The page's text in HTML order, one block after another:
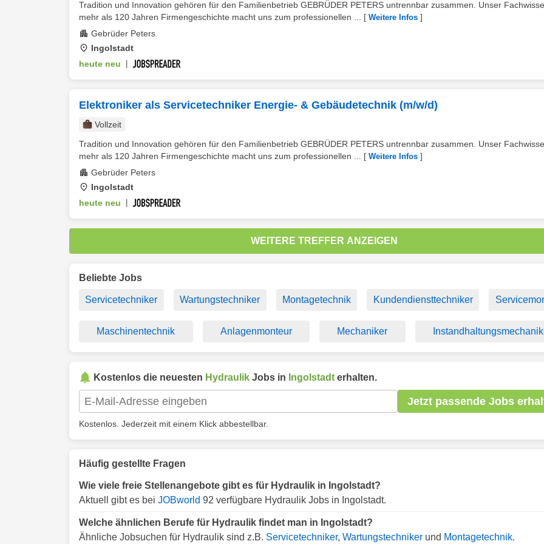
Tradition und Innovation gehören für den Familienbetrieb GEBRÜDER PETERS untrennbar zusammen. Unser
mehr als 120 Jahren Firmengeschichte macht uns zum professionellen ...
[ Weitere Infos ]
Gebrüder Peters
Ingolstadt
heute neu
Elektroniker als Servicetechniker Energie- & Gebäudetechnik (m/w/d)
Vollzeit
Tradition und Innovation gehören für den Familienbetrieb GEBRÜDER PETERS untrennbar zusammen. Unser
mehr als 120 Jahren Firmengeschichte macht uns zum professionellen ...
[ Weitere Infos ]
Gebrüder Peters
Ingolstadt
heute neu
WEITERE TREFFER ANZEIGEN
Beliebte Jobs
Servicetechniker Wartungstechniker Montagetechnik Kundendiensttechniker
Maschinentechnik Anlagenmonteur Mechaniker
Kostenlos die neuesten Hydraulik Jobs in Ingolstadt erhalten.
Jetzt passende Jobs
Kostenlos. Jederzeit mit einem Klick abbestellbar.
Häufig gestellte Fragen
Wie viele freie Stellenangebote gibt es für Hydraulik in Ingolstadt?
Aktuell gibt es bei JOBworld 92 verfügbare Hydraulik Jobs in Ingolstadt.
Welche ähnlichen Berufe für Hydraulik findet man in Ingolstadt?
Ähnliche Jobsuchen für Hydraulik sind z.B. Servicetechniker, Wartungstechniker und Montagetechnik.